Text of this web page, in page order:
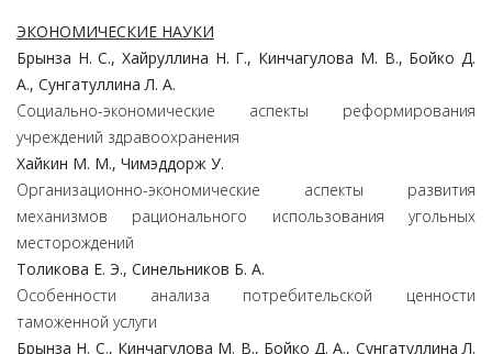
ЭКОНОМИЧЕСКИЕ НАУКИ
Брынза Н. С., Хайруллина Н. Г., Кинчагулова М. В., Бойко Д.
А., Сунгатуллина Л. А.
Социально-экономические аспекты реформирования
учреждений здравоохранения
Хайкин М. М., Чимэддорж У.
Организационно-экономические аспекты развития
механизмов рационального использования угольных
месторождений
Толикова Е. Э., Синельников Б. А.
Особенности анализа потребительской ценности
таможенной услуги
Брынза Н. С., Кинчагулова М. В., Бойко Д. А., Сунгатуллина Л.